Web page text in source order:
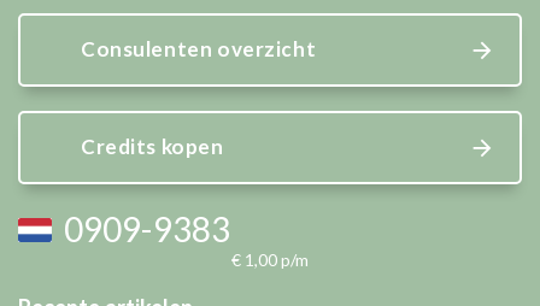
Consulenten overzicht
Credits kopen
0909-9383
€ 1,00 p/m